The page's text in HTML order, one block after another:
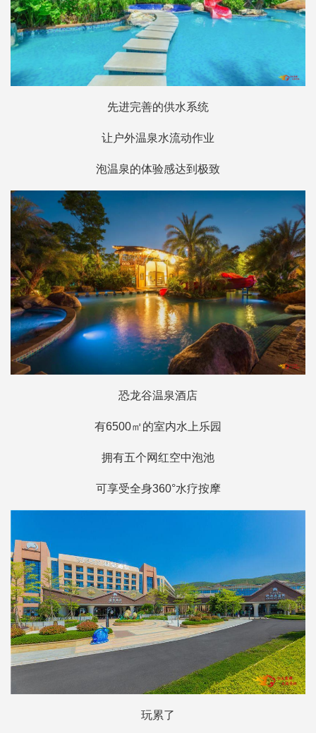
先进完善的供水系统
让户外温泉水流动作业
泡温泉的体验感达到极致
恐龙谷温泉酒店
有6500㎡的室内水上乐园
拥有五个网红空中泡池
可享受全身360°水疗按摩
玩累了